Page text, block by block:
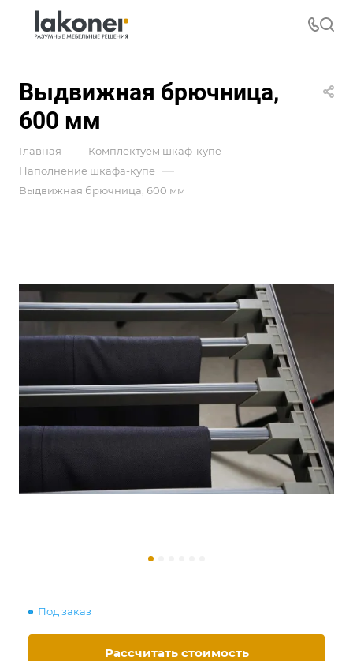
Выдвижная брючница,
600 мм
Главная — Комплектуем шкаф-купе —
Наполнение шкафа-купе —
Выдвижная брючница, 600 мм
Под заказ
Рассчитать стоимость